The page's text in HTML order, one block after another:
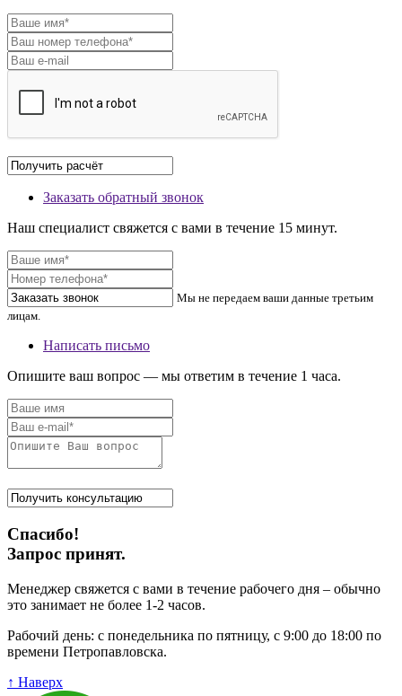
Заказать обратный звонок
Наш специалист свяжется с вами в течение 15 минут.
Мы не передаем ваши данные третьим
лицам.
Написать письмо
Опишите ваш вопрос — мы ответим в течение 1 часа.
Спасибо!
Запрос принят.
Менеджер свяжется с вами в течение рабочего дня – обычно
это занимает не более 1-2 часов.
Рабочий день: с понедельника по пятницу, с 9:00 до 18:00 по
времени Петропавловска.
↑ Наверх